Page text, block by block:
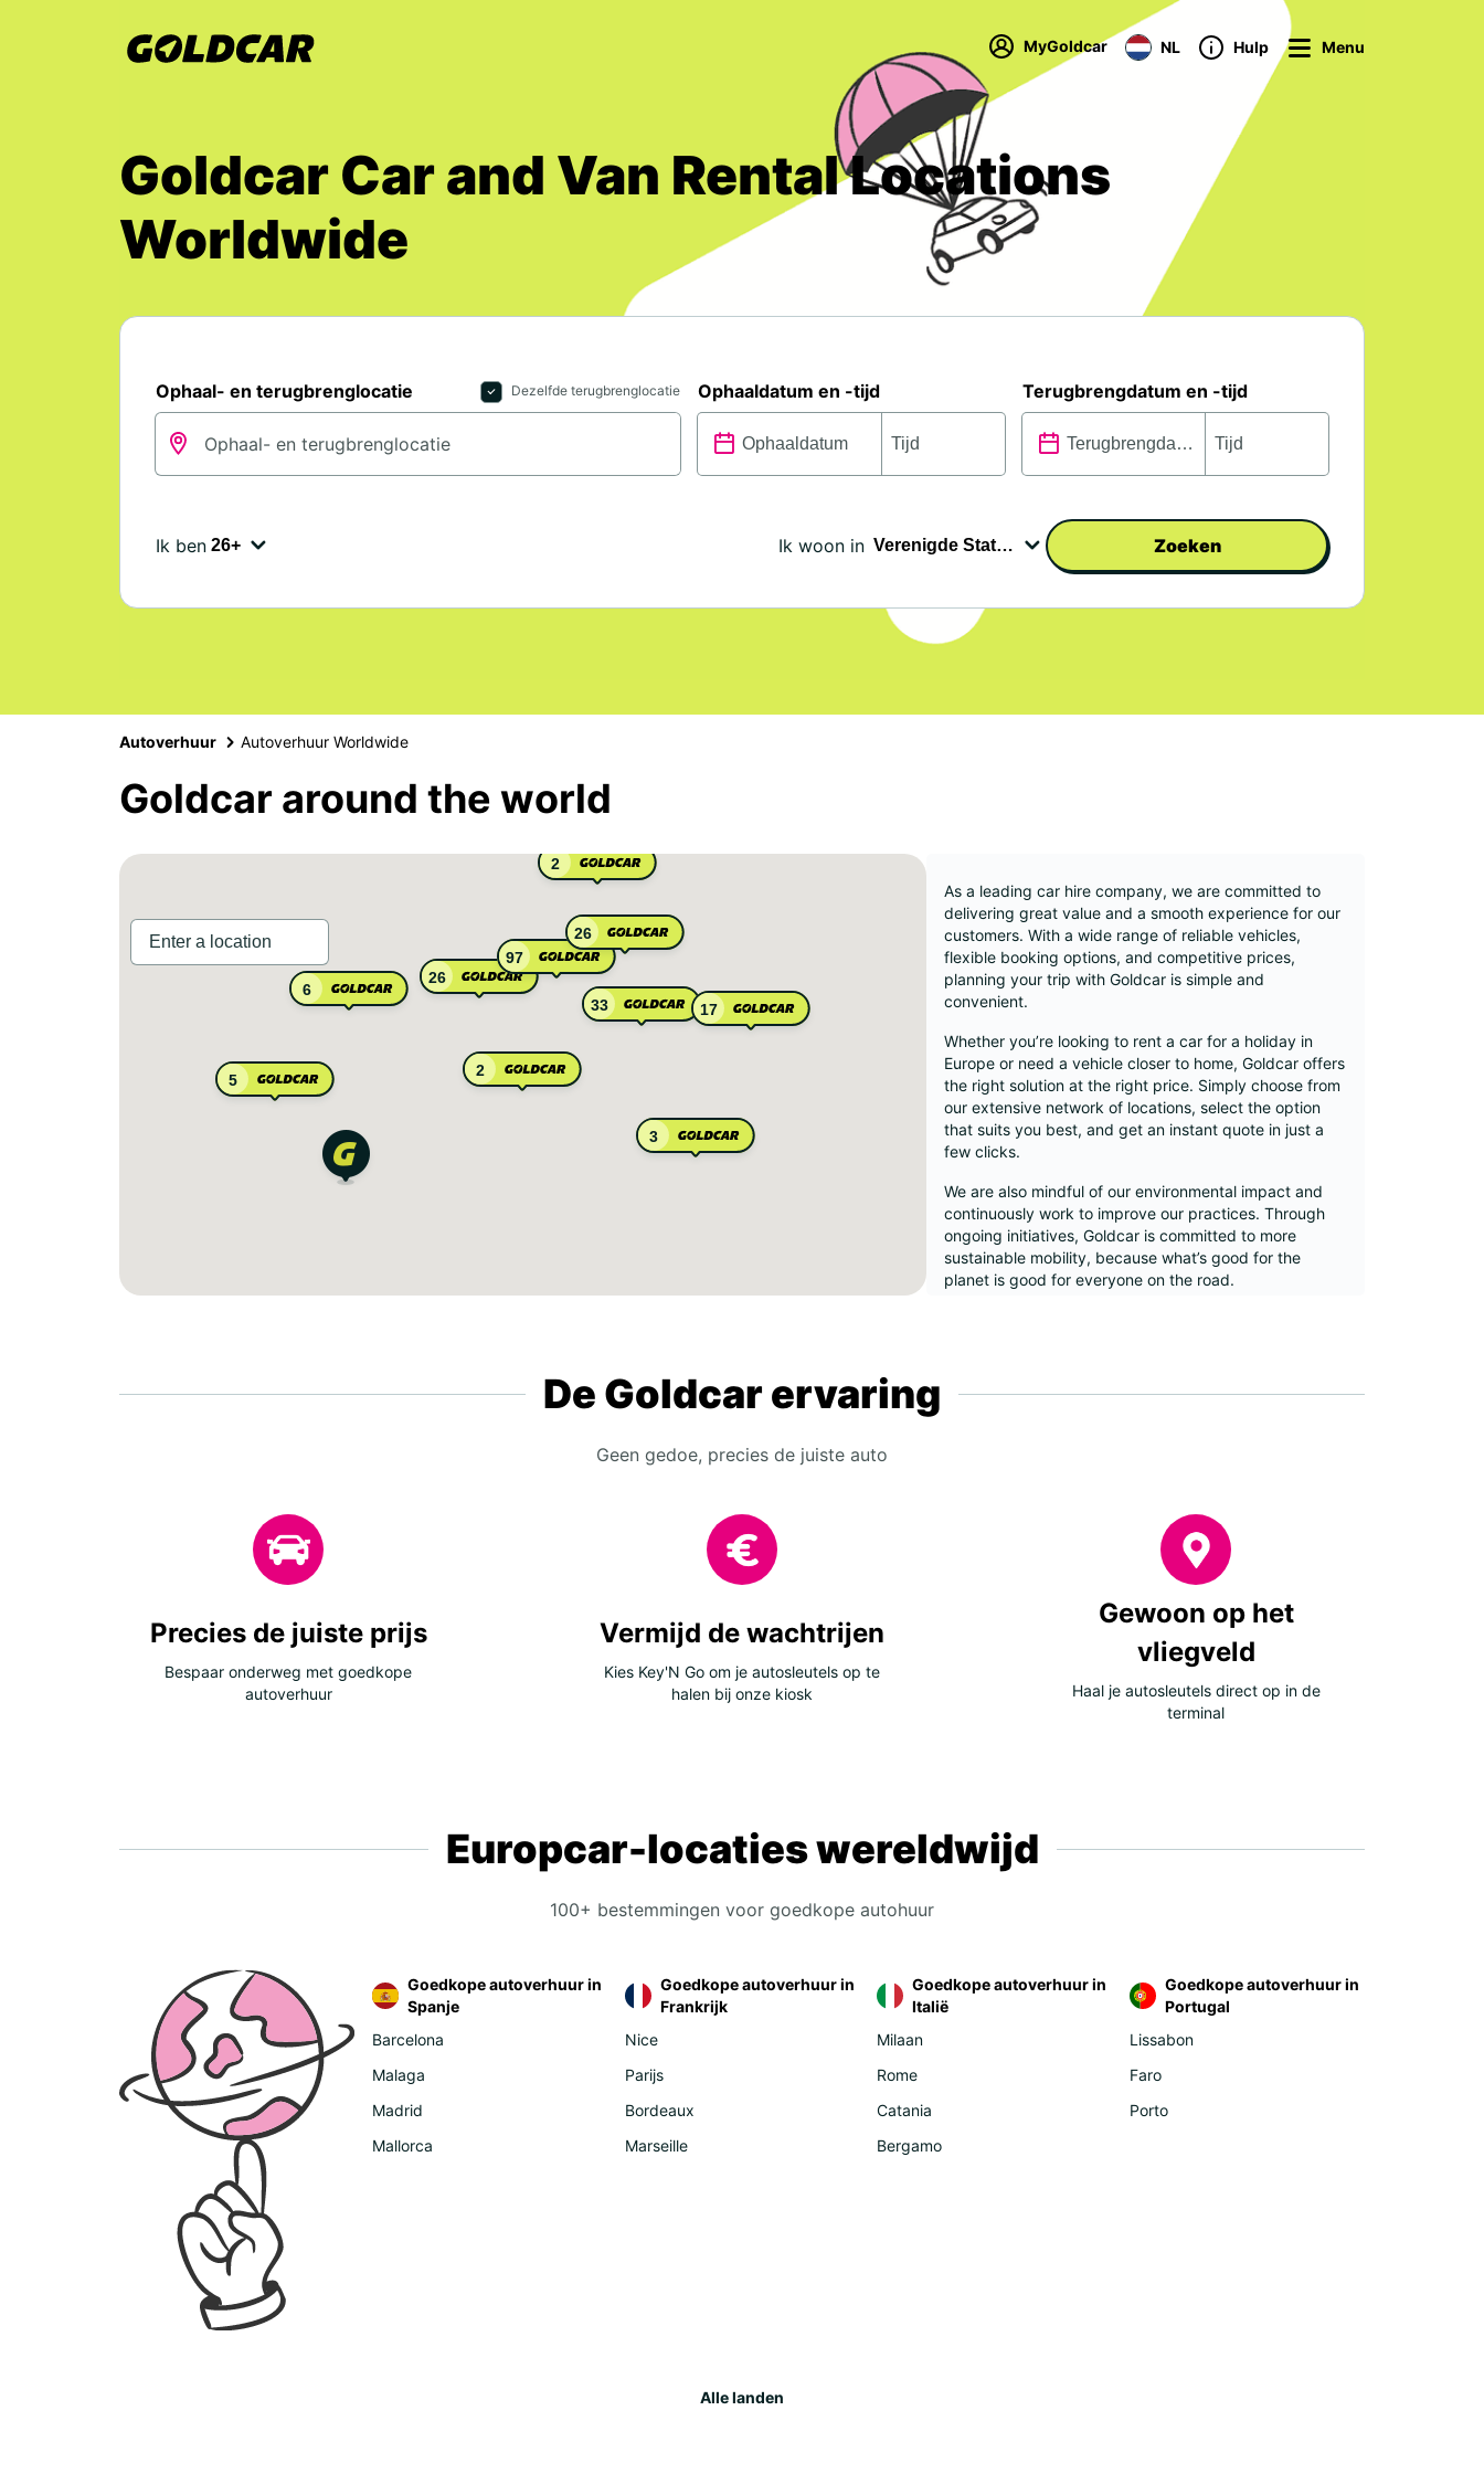
MyGoldcar NL Hulp Menu
Goldcar Car and Van Rental Locations
Worldwide
Ophaal- en terugbrenglocatie Dezelfde terugbrenglocatie Ophaaldatum en -tijd Terugbrengdatum en -tijd
Ik ben Ik woon in Zoeken
Autoverhuur Autoverhuur Worldwide
Goldcar around the world
2
26
97
33
26
3
2
6
17
5
As a leading car hire company, we are committed to
delivering great value and a smooth experience for our
customers. With a wide range of reliable vehicles,
flexible booking options, and competitive prices,
planning your trip with Goldcar is simple and
convenient.
Whether you’re looking to rent a car for a holiday in
Europe or need a vehicle closer to home, Goldcar offers
the right solution at the right price. Simply choose from
our extensive network of locations, select the option
that suits you best, and get an instant quote in just a
few clicks.
We are also mindful of our environmental impact and
continuously work to improve our practices. Through
ongoing initiatives, Goldcar is committed to more
sustainable mobility, because what’s good for the
planet is good for everyone on the road.
Central and Eastern Europe
Kosovo
De Goldcar ervaring
Geen gedoe, precies de juiste auto
Precies de juiste prijs
Bespaar onderweg met goedkope
autoverhuur
Vermijd de wachtrijen
Kies Key'N Go om je autosleutels op te
halen bij onze kiosk
Gewoon op het
vliegveld
Haal je autosleutels direct op in de
terminal
Europcar-locaties wereldwijd
100+ bestemmingen voor goedkope autohuur
Goedkope autoverhuur in
Spanje
Barcelona
Malaga
Madrid
Mallorca
Goedkope autoverhuur in
Frankrijk
Nice
Parijs
Bordeaux
Marseille
Goedkope autoverhuur in
Italië
Milaan
Rome
Catania
Bergamo
Goedkope autoverhuur in
Portugal
Lissabon
Faro
Porto
Alle landen